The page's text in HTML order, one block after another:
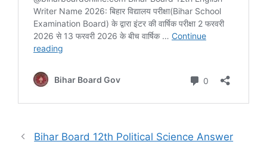
Bihar Board 12th Political Science Answer